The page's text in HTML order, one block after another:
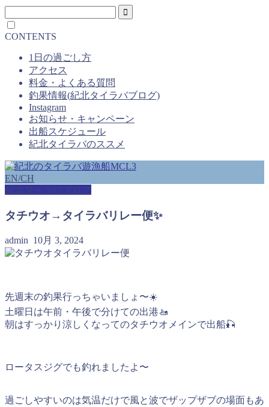
CONTENTS
1日の過ごし方
アクセス
料金・よくある質問
釣果情報(紀北タイラバブログ)
Instagram
お知らせ・キャンペーン
出船スケジュール
紀北タイラバのススメ
EN/CH
紀北タイラバブログ
タチウオ→タイラバリレー便✨
admin 10月 3, 2024
先週末の釣果行っちゃいましょ〜☀️
土曜日は午前・午後で分けての出港🚤
朝はすっかり涼しくなってのタチウオメインで出船🎣
ロータスジグでも釣れましたよ〜
過ごしやすいのは気温だけで風と波でザップザブの場面もあ